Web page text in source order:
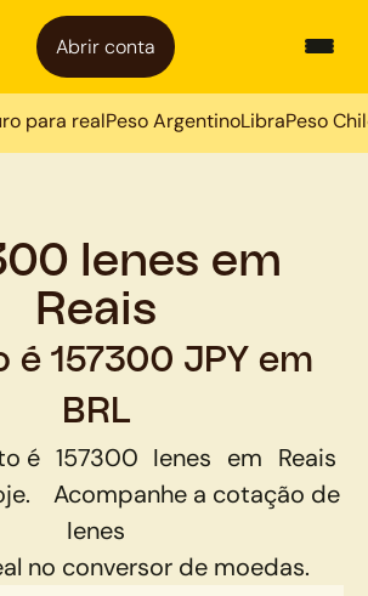
Abrir conta
para realPeso ArgentinoLibraPeso
Ienes em
Reais
é 157300 JPY em
BRL
é 157300 Ienes em Reais
Acompanhe a cotação de
Ienes
no conversor de moedas.